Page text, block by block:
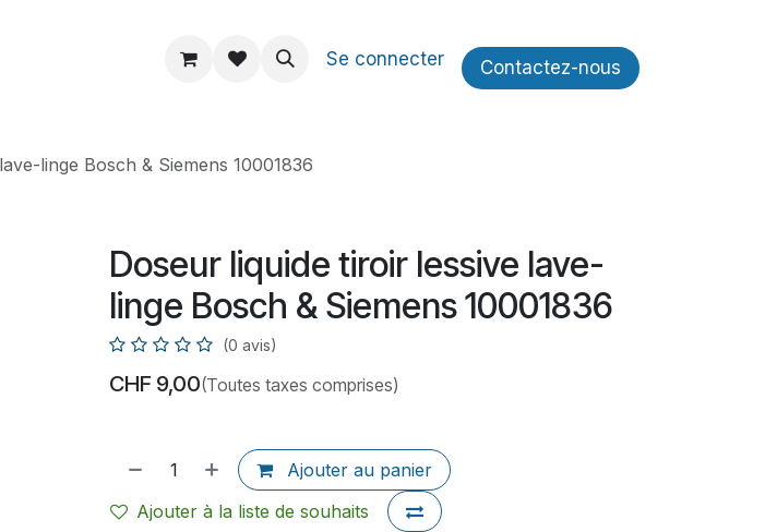
À propos Se connecter Contactez​​-nous
linge Bosch & Siemens 10001836
Doseur liquide tiroir lessive lave-
linge Bosch & Siemens 10001836
(0 avis)
CHF 9,00(Toutes taxes comprises)
Ajouter au panier
Ajouter à la liste de souhaits